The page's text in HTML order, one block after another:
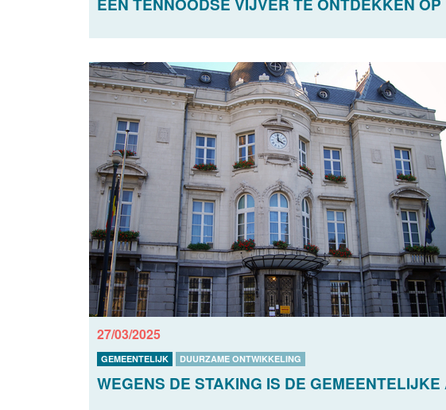
27/03/2025
GEMEENTELIJK DUURZAME ONTWIKKELING
WEGENS DE STAKING IS DE